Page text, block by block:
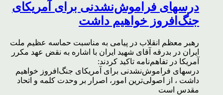
درسهای فراموش‌نشدنی برای آمریکای
جنگ‌افروز خواهیم داشت
رهبر معظم انقلاب در پیامی به مناسبت حماسه عظیم ملت
ایران در بدرقه آقای شهید ایران با اشاره به نقض عهد مکرر
آمریکا در تفاهم‌نامه تاکید کردند:
درسهای فراموش‌نشدنی برای آمریکای جنگ‌افروز خواهیم
داشت ، از اصولی‌ترین امور، اصرار بر وحدت کلمه و اتحاد
مقدس است